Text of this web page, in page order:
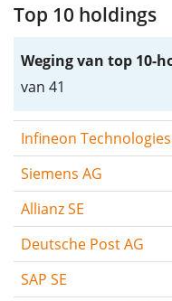
Top 10 holdings
Weging van top 10-
van 41
Infineon Technologies
Siemens AG
Allianz SE
Deutsche Post AG
SAP SE